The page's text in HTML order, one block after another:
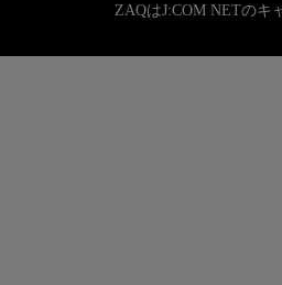
ZAQはJ:COM NETのキ